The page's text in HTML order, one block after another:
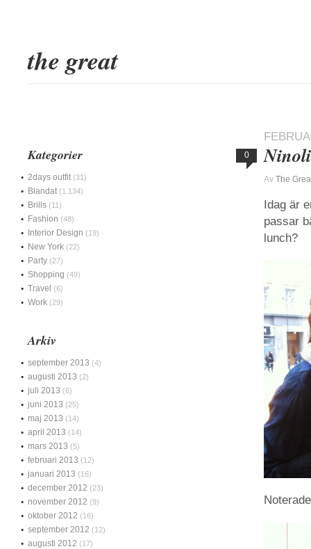
the great
0
Av The
Idag är
passar
lunch?
Kategorier
2days outfit (31)
Blandat (1 134)
Brills (11)
Fashion (48)
Interior Design (19)
New York (22)
Party (27)
Shopping (49)
Travel (6)
Work (29)
Arkiv
september 2013 (4)
augusti 2013 (2)
juli 2013 (6)
juni 2013 (25)
maj 2013 (14)
april 2013 (14)
mars 2013 (5)
februari 2013 (12)
januari 2013 (16)
december 2012 (23)
november 2012 (9)
oktober 2012 (16)
september 2012 (12)
augusti 2012 (17)